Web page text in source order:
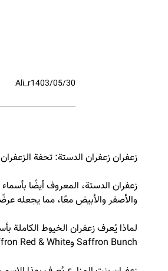
Ali_r1403/05/30
زعفران زعفران الدستة: تحفة الزعفران
زعفران الدستة، المعروف أيضًا
والأصفر والأبيض معًا، مما يجعله
لماذا يُعرف زعفران الخيوط الكاملة
Saffron Bunch وSaffron Red & White. تعود أسباب هذه التسميات إلى تاريخ وأساليب التقليدية في حصاد وتعبئة الزعفران.